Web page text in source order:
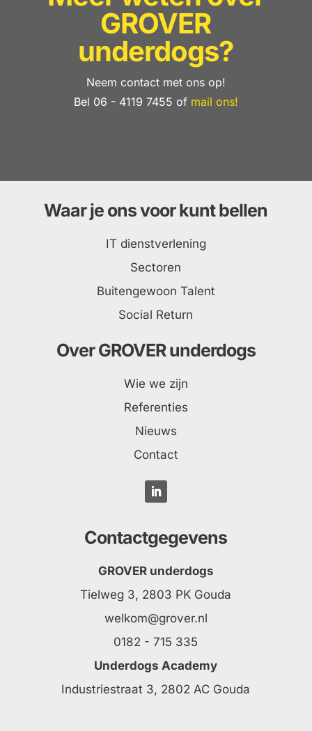
GROVER
underdogs?
Neem contact met ons op!
Bel 06 - 4119 7455 of mail ons!
Waar je ons voor kunt bellen
IT dienstverlening
Sectoren
Buitengewoon Talent
Social Return
Over GROVER underdogs
Wie we zijn
Referenties
Nieuws
Contact
Contactgegevens
GROVER underdogs
Tielweg 3, 2803 PK Gouda
welkom@grover.nl
0182 - 715 335
Underdogs Academy
Industriestraat 3, 2802 AC Gouda